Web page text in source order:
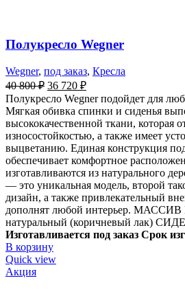
Полукресло Wegner
Wegner, под заказ, Кресла
40 800₽ 36 720 ₽
Полукресло Wegner подойдет для
Мягкая обивка спинки и сиденья
высококачественной ткани, которая
износостойкостью, а также имеет
выцветанию. Единая конструкция
обеспечивает комфортное
изготавливаются из натурального
— это уникальная модель, второй
дизайн, а также привлекательный
дополнят любой интерьер.
натуральный (коричневый лак)
Изготавливается под заказ Срок
В корзину
Quick view
Акция